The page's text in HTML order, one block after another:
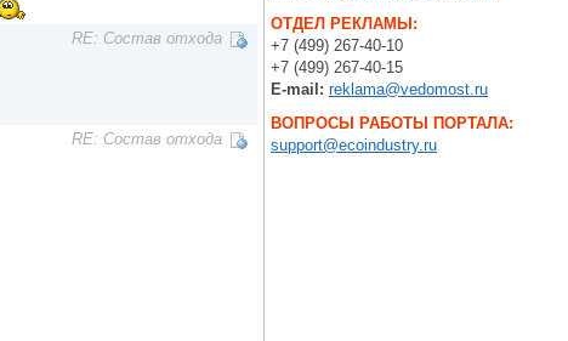
RE: Состав отхода
RE: Состав отхода
ОТДЕЛ РЕКЛАМЫ:
+7 (499) 267-40-10
+7 (499) 267-40-15
E-mail: reklama@vedomost.ru
ВОПРОСЫ РАБОТЫ ПОРТАЛА:
support@ecoindustry.ru